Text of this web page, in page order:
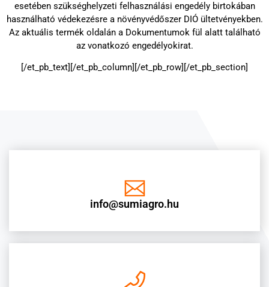
esetében szükséghelyzeti felhasználási engedély birtokában
használható védekezésre a növényvédőszer DIÓ ültetvényekben.
Az aktuális termék oldalán a Dokumentumok fül alatt található
az vonatkozó engedélyokirat.
[/et_pb_text][/et_pb_column][/et_pb_row][/et_pb_section]
info@sumiagro.hu